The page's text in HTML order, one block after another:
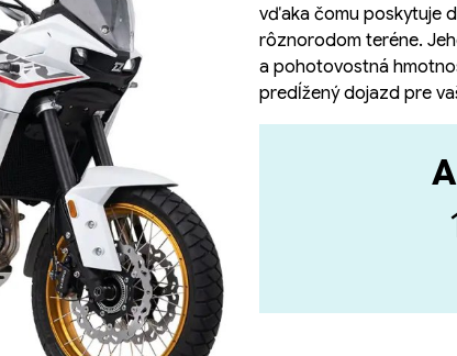
vďaka čomu poskytuje
rôznorodom teréne.
a pohotovostná
predĺžený dojazd pre